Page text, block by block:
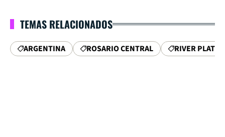
TEMAS RELACIONADOS
ARGENTINA ROSARIO CENTRAL RIVER PLATE